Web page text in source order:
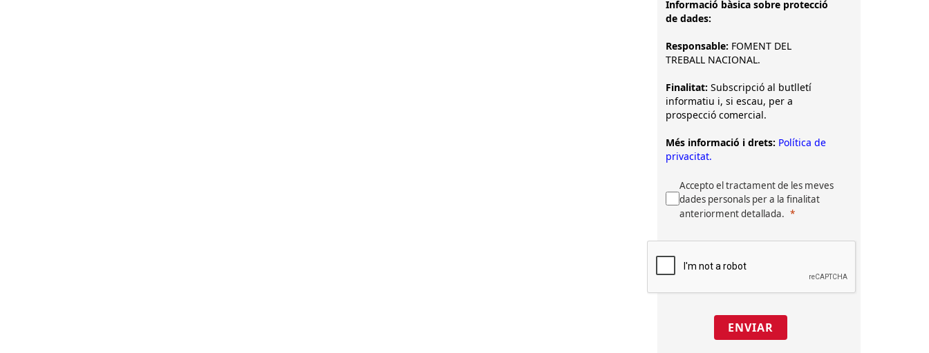
Informació bàsica sobre protecció
de dades:
Responsable: FOMENT DEL
TREBALL NACIONAL.
Finalitat: Subscripció al butlletí
informatiu i, si escau, per a
prospecció comercial.
Més informació i drets: Política de
privacitat.
Accepto el tractament de les meves
dades personals per a la finalitat
anteriorment detallada.
ENVIAR